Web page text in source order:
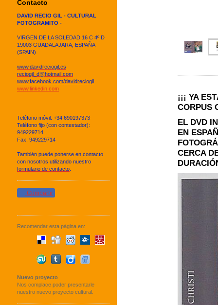
¡¡¡ YA
CORPUS
EL DVD
EN
CERCA
Contacto
DAVID RECIO GIL - CULTURAL
FOTOGRAMITO -
VIRGEN DE LA SOLEDAD 16 C 4º D
19003 GUADALAJARA, ESPAÑA
(SPAIN)
www.davidreciogil.es
reciogil_d@hotmail.com
www.facebook.com/davidreciogil
www.linkedin.com
Teléfono móvil: +34 690197373
Teléfono fijo (con contestador):
949229714
Fax: 949229714
También puede ponerse en contacto
con nosotros utilizando nuestro
formulario de contacto
Compartir
Recomendar esta página en:
Nuevo proyecto
Nos complace poder presentarle
nuestro nuevo proyecto cultural.